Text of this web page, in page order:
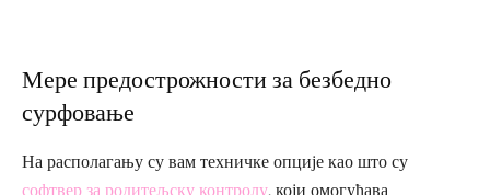
Мере предострожности за безбедно
сурфовање
На располагању су вам техничке опције као што су
софтвер за родитељску контролу, који омогућава